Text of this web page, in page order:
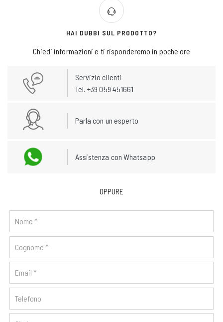
HAI DUBBI SUL PRODOTTO?
Chiedi informazioni e ti risponderemo in poche ore
Servizio clienti
Tel. +39 059 451661
Parla con un esperto
Assistenza con Whatsapp
OPPURE